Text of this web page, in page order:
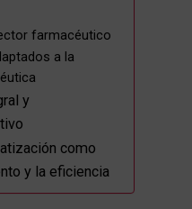
farmacéutico
a la
y
como
y la eficiencia